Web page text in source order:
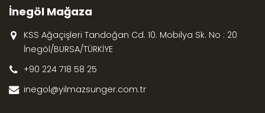
İnegöl Mağaza
KSS Ağaçişleri Tandoğan Cd. 10. Mobilya Sk. No : 20
İnegöl/BURSA/TÜRKİYE
+90 224 718 58 25
inegol@yilmazsunger.com.tr